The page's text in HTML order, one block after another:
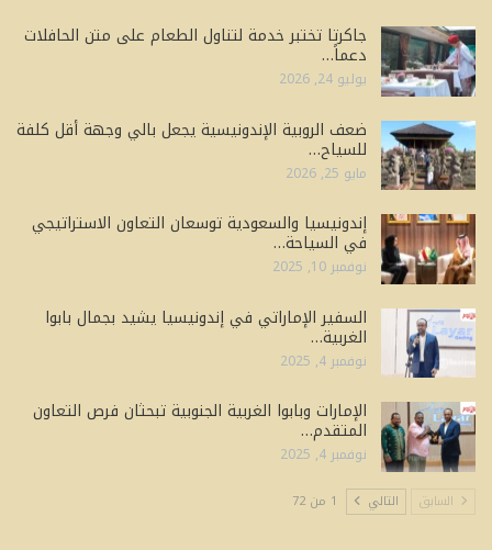
جاكرتا تختبر خدمة لتناول الطعام على متن الحافلات
دعماً…
يوليو 24, 2026
ضعف الروبية الإندونيسية يجعل بالي وجهة أقل كلفة
للسياح…
مايو 25, 2026
إندونيسيا والسعودية توسعان التعاون الاستراتيجي
في السياحة…
نوفمبر 10, 2025
السفير الإماراتي في إندونيسيا يشيد بجمال بابوا
الغربية…
نوفمبر 4, 2025
الإمارات وبابوا الغربية الجنوبية تبحثان فرص التعاون
المتقدم…
نوفمبر 4, 2025
السابق التالي 1 من 72